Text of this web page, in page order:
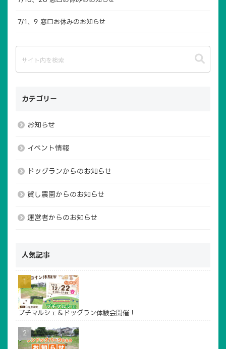
7/1、9 窓口お休みのお知らせ
カテゴリー
お知らせ
イベント情報
ドッグランからのお知らせ
貸し農園からのお知らせ
運営者からのお知らせ
人気記事
プチマルシェ＆ドッグラン体験会開催！